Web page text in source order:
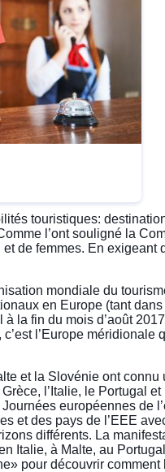
touristiques:
l’ont souligné la
de femmes. En
mondiale du
en Europe (tant
la fin du mois d’août
c’est l’Europe
et la Slovénie ont
l’Italie, le Portugal
européennes de
et des pays de l’EEE
différents. La
Italie, à Malte, au
» pour découvrir comment